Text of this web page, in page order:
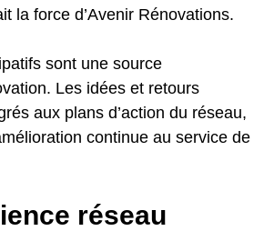
la force d’Avenir Rénovations.
sont une source
Les idées et retours
aux plans d’action du réseau,
continue au service de
réseau